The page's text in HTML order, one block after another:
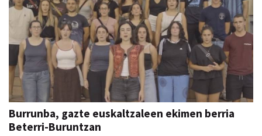
Burrunba, gazte euskaltzaleen ekimen berria
Beterri-Buruntzan